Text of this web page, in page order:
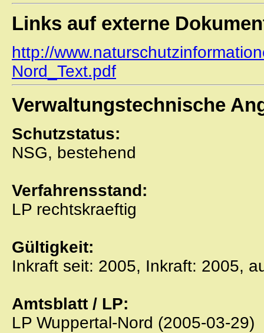
Links auf externe
http://
Nord_Text.pdf
Verwaltungstechnische
Schutzstatus:
NSG, bestehend
Verfahrensstand:
LP rechtskraeftig
Gültigkeit:
Inkraft seit: 2005, Inkraft: 2005,
Amtsblatt / LP:
LP Wuppertal-Nord (2005-03-29)